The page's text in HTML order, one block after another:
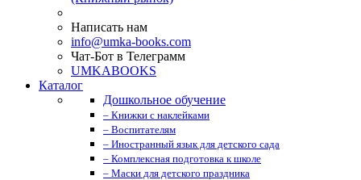
Написать нам
info@umka-books.com
Чат-Бот в Телеграмм
UMKABOOKS
Каталог
Дошкольное обучение
– Книжки с наклейками
– Воспитателям
– Иностранный язык для детского сада
– Комплексная подготовка к школе
– Маски для детского праздника